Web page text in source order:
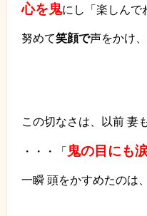
心を鬼にし「楽しんで
努めて笑顔で声をかけ
この切なさは、以前 妻
・・・「 鬼の目にも
一瞬 頭をかすめたのは